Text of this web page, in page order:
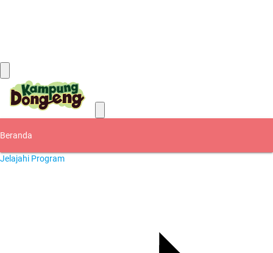
Beranda
Jelajahi Program